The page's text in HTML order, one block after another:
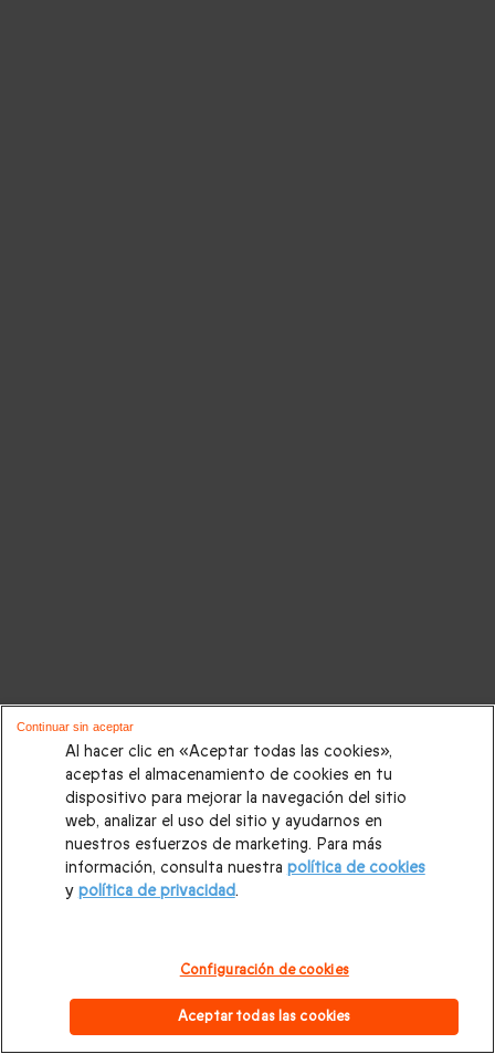
Al hacer clic en «Aceptar todas las cookies»,
aceptas el almacenamiento de cookies en tu
dispositivo para mejorar la navegación del sitio
web, analizar el uso del sitio y ayudarnos en
nuestros esfuerzos de marketing. Para más
información, consulta nuestra política de cookies
y política de privacidad.
Configuración de cookies
Aceptar todas las cookies
Continuar sin aceptar